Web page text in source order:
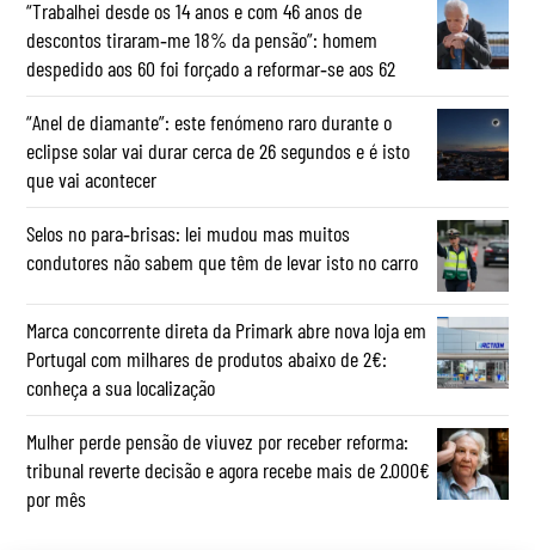
“Trabalhei desde os 14 anos e com 46 anos de
descontos tiraram‑me 18% da pensão”: homem
despedido aos 60 foi forçado a reformar‑se aos 62
“Anel de diamante”: este fenómeno raro durante o
eclipse solar vai durar cerca de 26 segundos e é isto
que vai acontecer
Selos no para‑brisas: lei mudou mas muitos
condutores não sabem que têm de levar isto no carro
Marca concorrente direta da Primark abre nova loja em
Portugal com milhares de produtos abaixo de 2€:
conheça a sua localização
Mulher perde pensão de viuvez por receber reforma:
tribunal reverte decisão e agora recebe mais de 2.000€
por mês